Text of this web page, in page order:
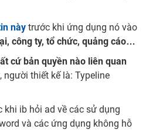
này trước khi ứng dụng nó vào
công ty, tổ chức, quảng cáo…
cứ bản quyền nào liên quan
, người thiết kế là: Typeline
khi ib hỏi ad về các sử dụng
và các ứng dụng không hỗ